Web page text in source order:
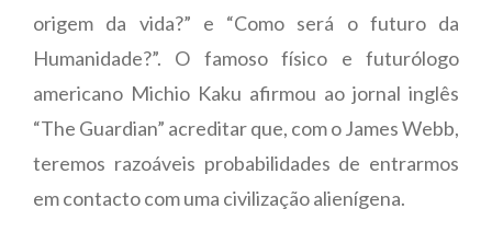
origem da vida?” e “Como será o futuro da
Humanidade?”. O famoso físico e futurólogo
americano Michio Kaku afirmou ao jornal inglês
“The Guardian” acreditar que, com o James Webb,
teremos razoáveis probabilidades de entrarmos
em contacto com uma civilização alienígena.